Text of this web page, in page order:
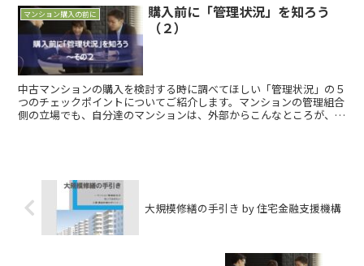
マンション購入の前に
購入前に「管理状況」を知ろう
（２）
中古マンションの購入を検討する時に調べてほしい「管理状況」の５
つのチェックポイントについてご紹介します。マンションの管理組合
側の立場でも、自分達のマンションは、外部からこんなところが、見
大規模修繕の手引き by 住宅金融支援機構